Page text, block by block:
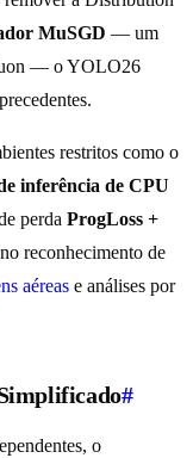
MuSGD — um
— o YOLO26
restritos como o
inferência de CPU
perda ProgLoss +
reconhecimento de
aéreas e análises por
#
o